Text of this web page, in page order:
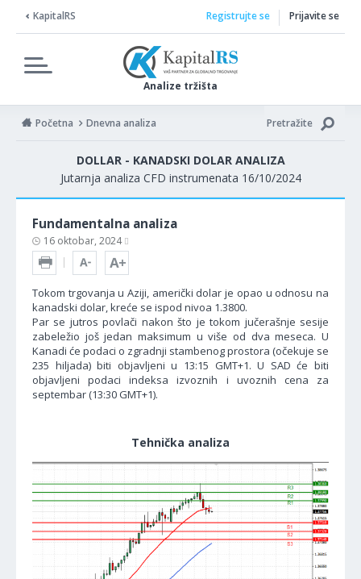
KapitalRS
Analize tržišta
Registrujte se Prijavite se
Početna Dnevna analiza Pretražite
DOLLAR - KANADSKI DOLAR ANALIZA
Jutarnja analiza CFD instrumenata 16/10/2024
Fundamentalna analiza
16 oktobar, 2024
Tokom trgovanja u Aziji, američki dolar je opao u odnosu na
kanadski dolar, kreće se ispod nivoa 1.3800.
Par se jutros povlači nakon što je tokom jučerašnje sesije
zabeležio još jedan maksimum u više od dva meseca. U
Kanadi će podaci o zgradnji stambenog prostora (očekuje se
235 hiljada) biti objavljeni u 13:15 GMT+1. U SAD će biti
objavljeni podaci indeksa izvoznih i uvoznih cena za
septembar (13:30 GMT+1).
Tehnička analiza